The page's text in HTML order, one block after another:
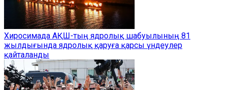
Хиросимада АҚШ-тың ядролық шабуылының 81
жылдығында ядролық қаруға қарсы үндеулер
қайталанды